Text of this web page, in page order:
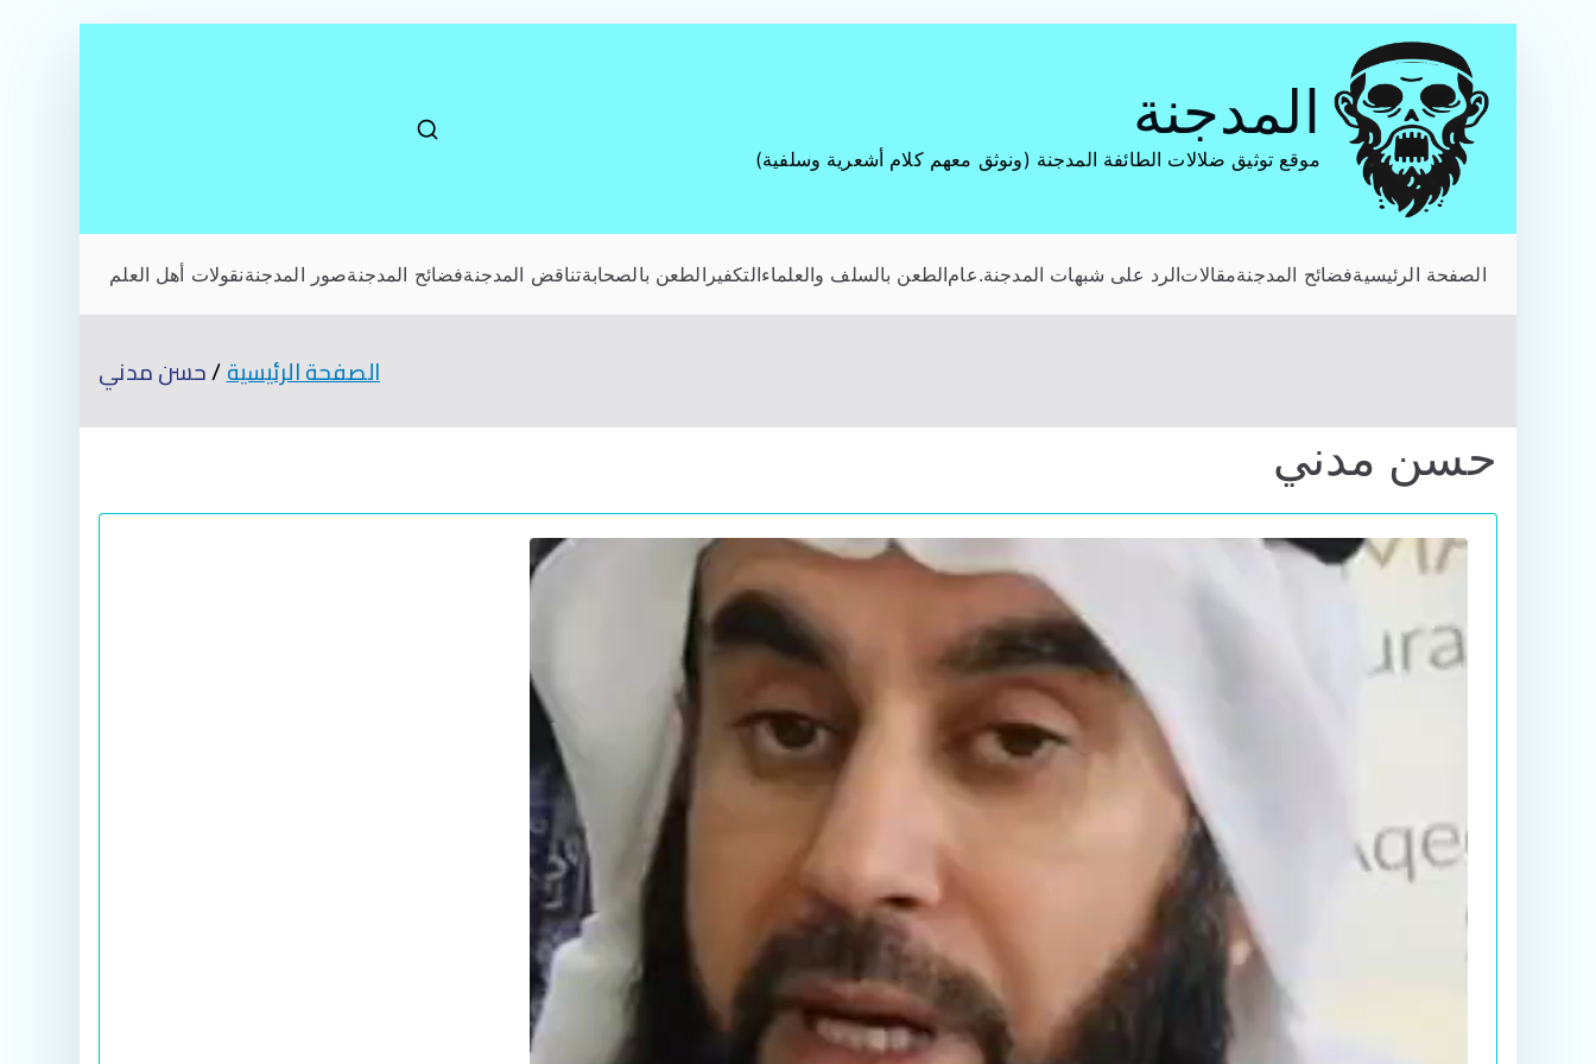
المحتوى
المدجنة
موقع توثيق ضلالات الطائفة المدجنة (ونوثق معهم كلام أشعرية وسلفية)
الصفحة الرئيسيةفضائح المدجنةمقالاتالرد على شبهات المدجنة.عامالطعن بالسلف والعلماءالتكفير الطعن بالصحابةتناقض المدجنةفضائح المدجنةصور المدجنةنقولات أهل العلم
الصفحة الرئيسية حسن مدني
حسن مدني